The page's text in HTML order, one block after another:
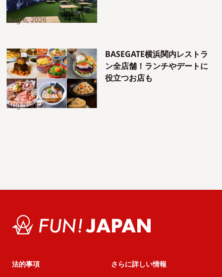
Aug 6, 2026
BASEGATE横浜関内レストラ
ン全店舗！ランチやデートに
役立つお店も
Aug 5, 2026
法的事項
さらに詳しい情報